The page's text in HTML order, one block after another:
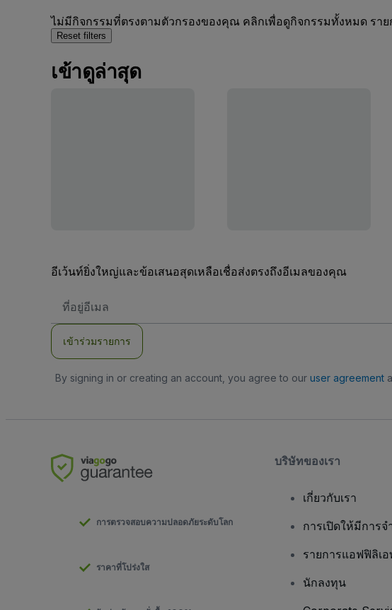
ไม่มีกิจกรรมที่ตรงตามตัวกรองของคุณ คลิกเพื่อดูกิจกรรมทั้งหมด ราย
Reset filters
เข้าดูล่าสุด
อีเว้นท์ยิ่งใหญ่และข้อเสนอสุดเหลือเชื่อส่งตรงถึงอีเมลของคุณ
อยู่
เข้าร่วมรายการ
By signing in or creating an account, you agree to our user agreement
การตรวจสอบความปลอดภัยระดับโลก
ราคาที่โปร่งใส
บริษัทของเรา
เกี่ยวกับเรา
การเปิดให้มีการจ
รายการแอฟฟิลิเอ
นักลงทุน